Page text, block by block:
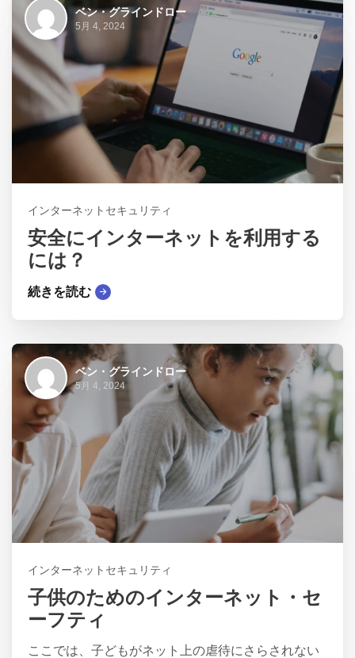
ベン・グラインドロー
5月 4, 2024
インターネットセキュリティ
安全にインターネットを利用する
には？
続きを読む
ベン・グラインドロー
5月 4, 2024
インターネットセキュリティ
子供のためのインターネット・セ
ーフティ
ここでは、子どもがネット上の虐待にさらされない